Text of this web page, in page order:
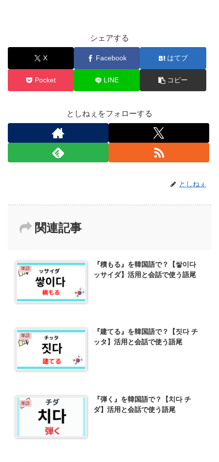
シェアする
X Facebook はてブ
Pocket LINE コピー
としねぇをフォローする
としねぇ
関連記事
単語
『積もる』を韓国語で？【쌓이다
ッサイダ】活用と会話で使う語尾
単語
『建てる』を韓国語で？【짓다 チ
ッタ】活用と会話で使う語尾
単語
『弾く』を韓国語で？【치다 チ
ダ】活用と会話で使う語尾